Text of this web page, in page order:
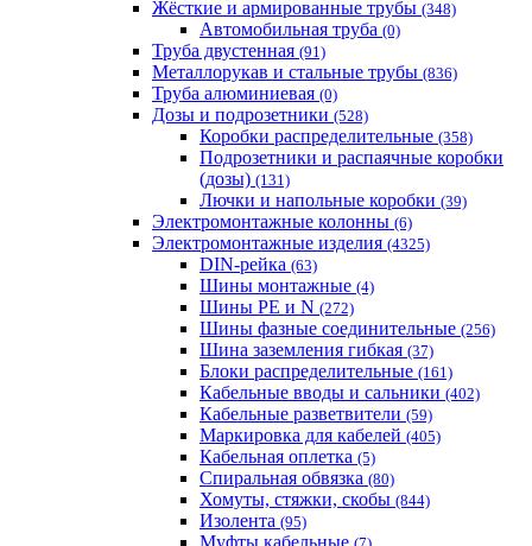
Жёсткие и армированные трубы (348)
Автомобильная труба (0)
Труба двустенная (91)
Металлорукав и стальные трубы (836)
Труба алюминиевая (0)
Дозы и подрозетники (528)
Коробки распределительные (358)
Подрозетники и распаячные коробки
(дозы) (131)
Лючки и напольные коробки (39)
Электромонтажные колонны (6)
Электромонтажные изделия (4325)
DIN-рейка (63)
Шины монтажные (4)
Шины PE и N (272)
Шины фазные соединительные (256)
Шина заземления гибкая (37)
Блоки распределительные (161)
Кабельные вводы и сальники (402)
Кабельные разветвители (59)
Маркировка для кабелей (405)
Кабельная оплетка (5)
Спиральная обвязка (80)
Хомуты, стяжки, скобы (844)
Изолента (95)
Муфты кабельные